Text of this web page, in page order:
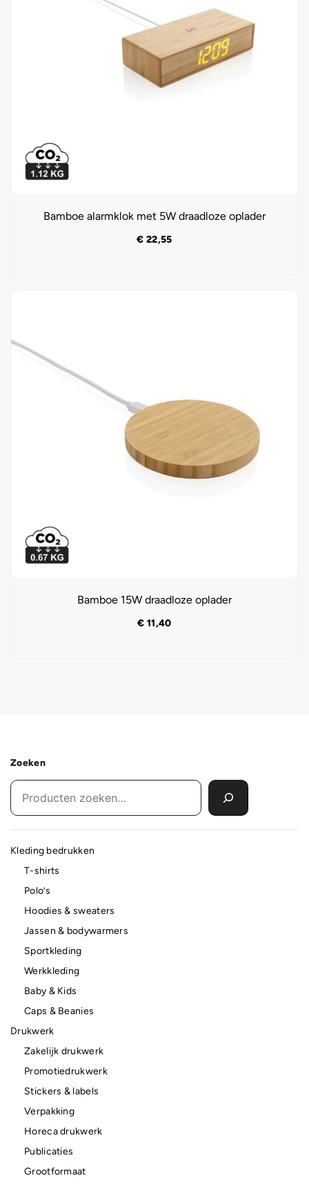
Bamboe alarmklok met 5W draadloze oplader
€ 22,55
Bamboe 15W draadloze oplader
€ 11,40
Zoeken
Kleding bedrukken
T-shirts
Polo’s
Hoodies & sweaters
Jassen & bodywarmers
Sportkleding
Werkkleding
Baby & Kids
Caps & Beanies
Drukwerk
Zakelijk drukwerk
Promotiedrukwerk
Stickers & labels
Verpakking
Horeca drukwerk
Publicaties
Grootformaat